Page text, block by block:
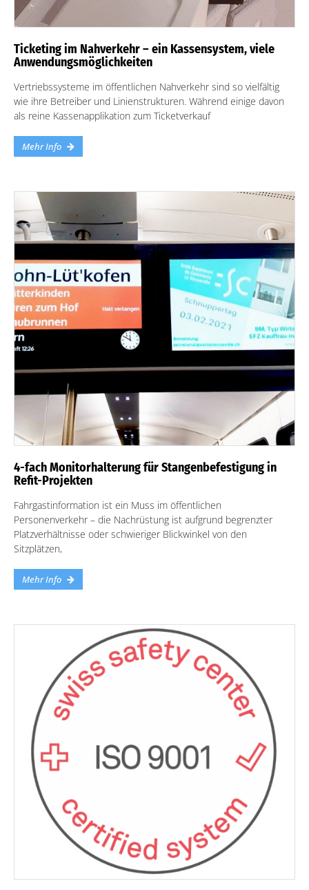
Ticketing im Nahverkehr – ein Kassensystem, viele
Anwendungsmöglichkeiten
Vertriebssysteme im öffentlichen Nahverkehr sind so vielfältig
wie ihre Betreiber und Linienstrukturen. Während einige davon
als reine Kassenapplikation zum Ticketverkauf
Mehr Info
4-fach Monitorhalterung für Stangenbefestigung in
Refit-Projekten
Fahrgastinformation ist ein Muss im öffentlichen
Personenverkehr – die Nachrüstung ist aufgrund begrenzter
Platzverhältnisse oder schwieriger Blickwinkel von den
Sitzplätzen,
Mehr Info